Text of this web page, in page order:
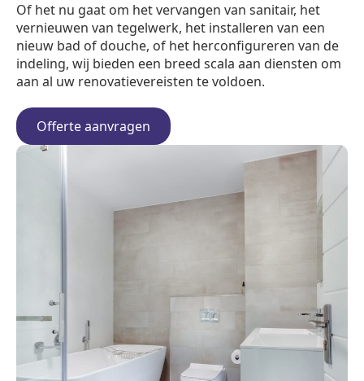
Of het nu gaat om het vervangen van sanitair, het
vernieuwen van tegelwerk, het installeren van een
nieuw bad of douche, of het herconfigureren van de
indeling, wij bieden een breed scala aan diensten om
aan al uw renovatievereisten te voldoen.
Offerte aanvragen